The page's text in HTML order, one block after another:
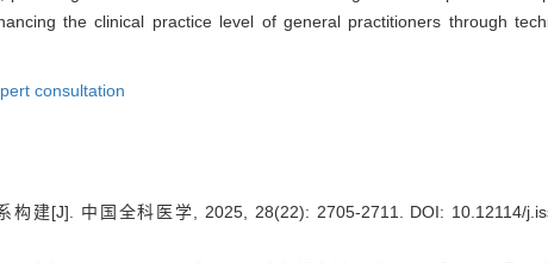
the clinical practice level of general practitioners through
consultation
建[J]. 中国全科医学, 2025, 28(22): 2705-2711. DOI: 10.12114/